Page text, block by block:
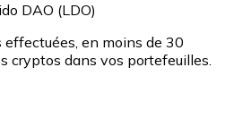
DAO (LDO)
en moins de 30
cryptos dans vos portefeuilles.